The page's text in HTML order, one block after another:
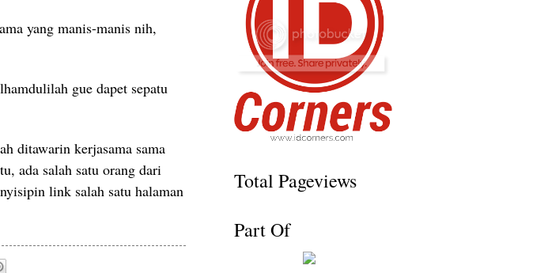
yang manis-manis nih,
gue dapet sepatu
ditawarin kerjasama sama
ada salah satu orang dari
link salah satu halaman
Total Pageviews
Part Of